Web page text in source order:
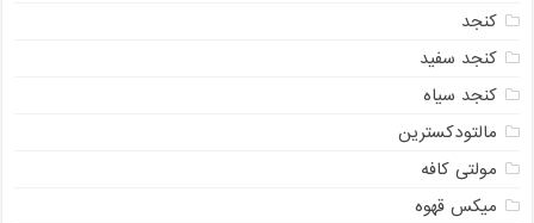
کنجد
کنجد سفید
کنجد سیاه
مالتودکسترین
مولتی کافه
میکس قهوه